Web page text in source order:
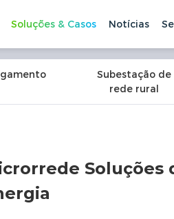
Soluções & Casos Notícias
de
flexível de vários
Subestação de
rede rural
Soluções